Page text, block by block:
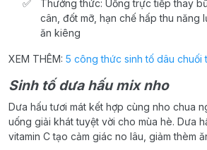
Thưởng thức: Uống trực tiếp thay
cân, đốt mỡ, hạn chế hấp thu năng
ăn kiêng
XEM THÊM: 5 công thức sinh tố dâu chuối
Sinh tốdưa hấu mixnho
Dưa hấu tươi mát kết hợp cùng nho chua
uống giải khát tuyệt vời cho mùa hè. Dưa
vitamin C tạo cảm giác no lâu, giảm thèm